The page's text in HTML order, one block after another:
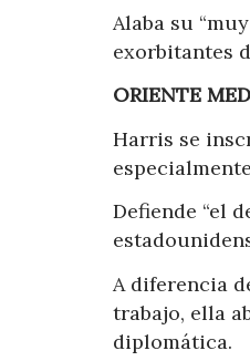
Alaba su
exorbitantes
ORIENTE
Harris se
Defiende “el
A diferencia
trabajo, ella
diplomática.